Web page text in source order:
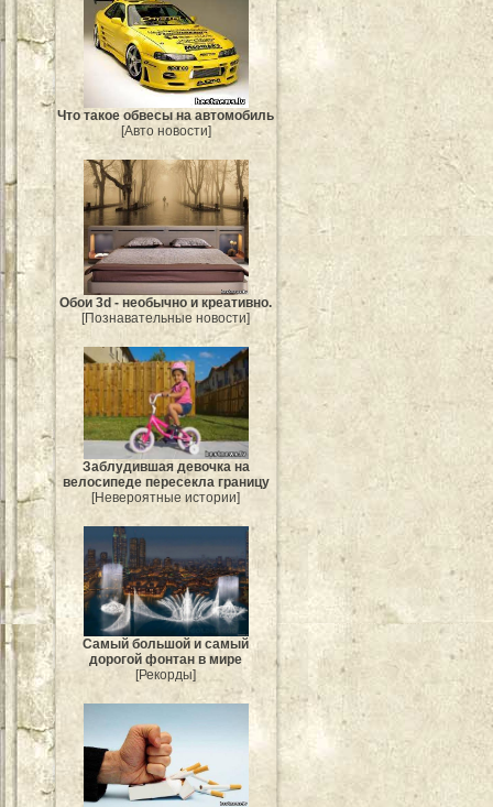
Что такое обвесы на автомобиль
[Авто новости]
Обои 3d - необычно и креативно.
[Познавательные новости]
Заблудившая девочка на
велосипеде пересекла границу
[Невероятные истории]
Самый большой и самый
дорогой фонтан в мире
[Рекорды]